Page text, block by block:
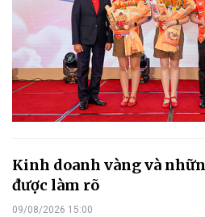
Kinh doanh vàng và
được làm rõ
09/08/2026 15:00